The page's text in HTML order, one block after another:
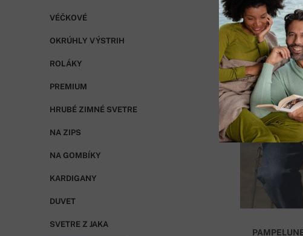
VÉČKOVÉ
OKRÚHLY VÝSTRIH
ROLÁKY
PREMIUM
HRUBÉ ZIMNÉ SVETRE
NA ZIPS
NA GOMBÍKY
KARDIGANY
DUVET
SVETRE Z JAKA